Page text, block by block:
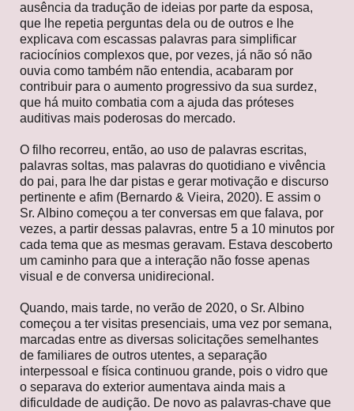
ausência da tradução de ideias por parte da esposa,
que lhe repetia perguntas dela ou de outros e lhe
explicava com escassas palavras para simplificar
raciocínios complexos que, por vezes, já não só não
ouvia como também não entendia, acabaram por
contribuir para o aumento progressivo da sua surdez,
que há muito combatia com a ajuda das próteses
auditivas mais poderosas do mercado.
O filho recorreu, então, ao uso de palavras escritas,
palavras soltas, mas palavras do quotidiano e vivência
do pai, para lhe dar pistas e gerar motivação e discurso
pertinente e afim (Bernardo & Vieira, 2020). E assim o
Sr. Albino começou a ter conversas em que falava, por
vezes, a partir dessas palavras, entre 5 a 10 minutos por
cada tema que as mesmas geravam. Estava descoberto
um caminho para que a interação não fosse apenas
visual e de conversa unidirecional.
Quando, mais tarde, no verão de 2020, o Sr. Albino
começou a ter visitas presenciais, uma vez por semana,
marcadas entre as diversas solicitações semelhantes
de familiares de outros utentes, a separação
interpessoal e física continuou grande, pois o vidro que
o separava do exterior aumentava ainda mais a
dificuldade de audição. De novo as palavras-chave que